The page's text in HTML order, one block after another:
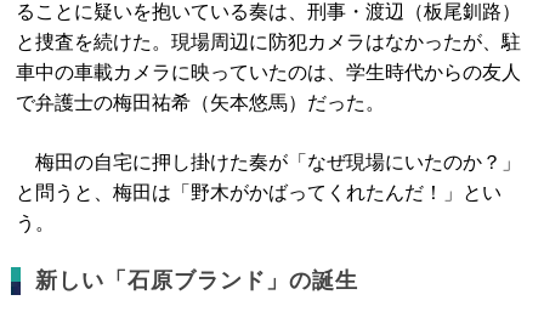
ることに疑いを抱いている奏は、刑事・渡辺（板尾釧路）
と捜査を続けた。現場周辺に防犯カメラはなかったが、駐
車中の車載カメラに映っていたのは、学生時代からの友人
で弁護士の梅田祐希（矢本悠馬）だった。
梅田の自宅に押し掛けた奏が「なぜ現場にいたのか？」
と問うと、梅田は「野木がかばってくれたんだ！」とい
う。
新しい「石原ブランド」の誕生